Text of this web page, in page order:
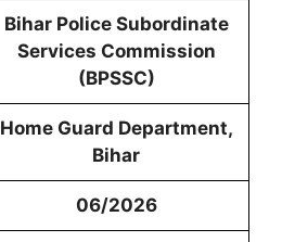
Bihar Police Subordinate
Services Commission
(BPSSC)
Home Guard Department,
Bihar
06/2026